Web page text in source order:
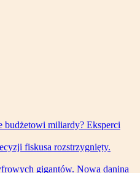
budżetowi miliardy? Eksperci
fiskusa rozstrzygnięty.
gigantów. Nowa danina